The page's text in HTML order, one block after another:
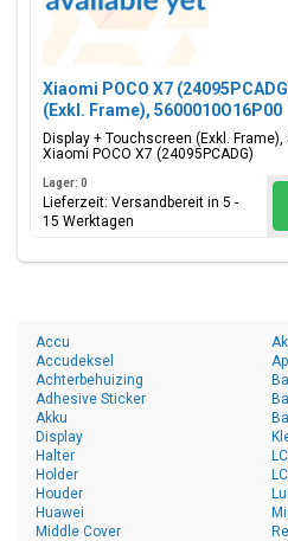
Xiaomi POCO X7
(Exkl. Frame), 5600010O16P00
Display + Touchscreen (Exkl.
Xiaomi POCO X7 (24095PCADG)
Lager: 0
Lieferzeit: Versandbereit in 5 -
15 Werktagen
Accu
Accudeksel
Achterbehuizing
Adhesive Sticker
Akku
Display
Halter
Holder
Houder
Huawei
Middle Cover